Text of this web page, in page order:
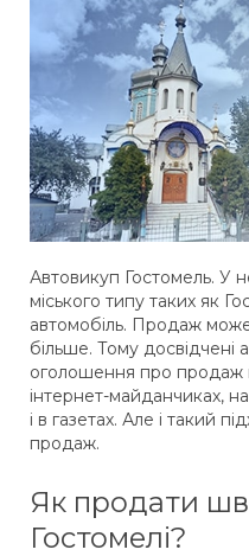
Автовикуп Гостомель. У
міського типу таких як
автомобіль. Продаж може
більше. Тому досвідчені
оголошення про продаж
інтернет-майданчиках,
і в газетах. Але і такий
продаж.
Як продати
Гостомелі?